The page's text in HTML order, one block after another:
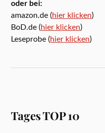
oder bei:
amazon.de (hier klicken)
BoD.de (hier klicken)
Leseprobe (hier klicken)
Tages TOP 10